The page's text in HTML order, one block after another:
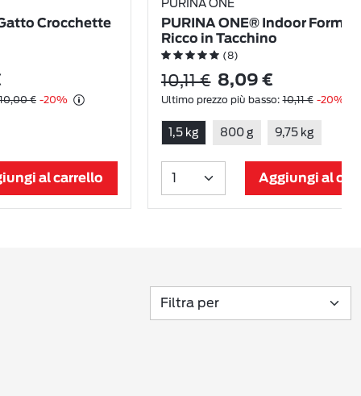
Crocchette
10,00 € -20%
al carrello
PURINA ONE
PURINA ONE® Indoor
Ricco in Tacchino
(8)
10,11 € 8,09 €
Ultimo prezzo più basso: 10,11 € -20%
1,5 kg 800 g 9,75 kg
Aggiungi al